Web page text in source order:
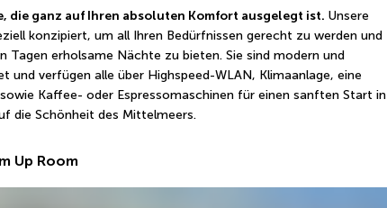
die ganz auf Ihren absoluten Komfort ausgelegt ist. Unsere
konzipiert, um all Ihren Bedürfnissen gerecht zu werden und
Tagen erholsame Nächte zu bieten. Sie sind modern und
und verfügen alle über Highspeed-WLAN, Klimaanlage, eine
Kaffee- oder Espressomaschinen für einen sanften Start in
die Schönheit des Mittelmeers.
Up Room